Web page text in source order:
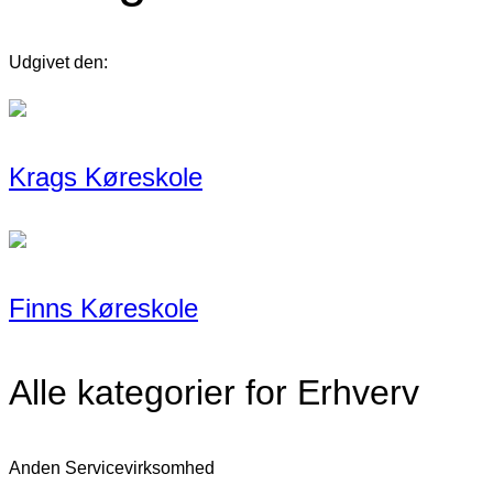
Udgivet den:
Krags Køreskole
Finns Køreskole
Alle kategorier for Erhverv
Anden Servicevirksomhed